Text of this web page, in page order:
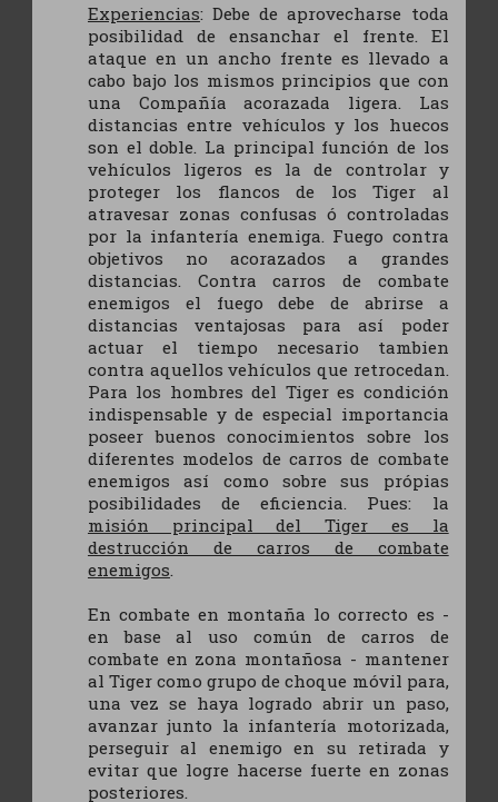
Experiencias: Debe de aprovecharse toda
posibilidad de ensanchar el frente. El
ataque en un ancho frente es llevado a
cabo bajo los mismos principios que con
una Compañía acorazada ligera. Las
distancias entre vehículos y los huecos
son el doble. La principal función de los
vehículos ligeros es la de controlar y
proteger los flancos de los Tiger al
atravesar zonas confusas ó controladas
por la infantería enemiga. Fuego contra
objetivos no acorazados a grandes
distancias. Contra carros de combate
enemigos el fuego debe de abrirse a
distancias ventajosas para así poder
actuar el tiempo necesario tambien
contra aquellos vehículos que retrocedan.
Para los hombres del Tiger es condición
indispensable y de especial importancia
poseer buenos conocimientos sobre los
diferentes modelos de carros de combate
enemigos así como sobre sus própias
posibilidades de eficiencia. Pues: la
misión principal del Tiger es la
destrucción de carros de combate
enemigos
En combate en montaña lo correcto es -
en base al uso común de carros de
combate en zona montañosa - mantener
al Tiger como grupo de choque móvil para,
una vez se haya logrado abrir un paso,
avanzar junto la infantería motorizada,
perseguir al enemigo en su retirada y
evitar que logre hacerse fuerte en zonas
posteriores.